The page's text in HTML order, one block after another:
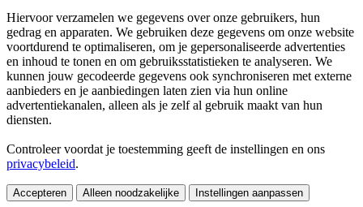
Hiervoor verzamelen we gegevens over onze gebruikers, hun
gedrag en apparaten. We gebruiken deze gegevens om onze website
voortdurend te optimaliseren, om je gepersonaliseerde advertenties
en inhoud te tonen en om gebruiksstatistieken te analyseren. We
kunnen jouw gecodeerde gegevens ook synchroniseren met externe
aanbieders en je aanbiedingen laten zien via hun online
advertentiekanalen, alleen als je zelf al gebruik maakt van hun
diensten.
Controleer voordat je toestemming geeft de instellingen en ons
privacybeleid.
Accepteren Alleen noodzakelijke Instellingen aanpassen